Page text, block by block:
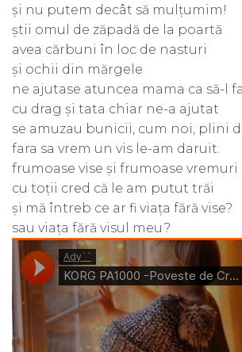
și nu putem decât să mulțumim!
știi omul de zăpadă de la poartă
avea cărbuni în loc de nasturi
și ochii din mărgele
ne ajutase atuncea mama ca să-l
cu drag și tata chiar ne-a ajutat
se amuzau bunicii, cum noi, plini
fara sa vrem un vis le-am daruit.
frumoase vise și frumoase vremuri
cu toții cred că le am putut trăi
și mă întreb ce ar fi viața fără vise?
sau viața fără visul meu?